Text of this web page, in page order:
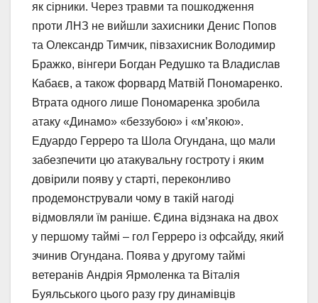
як сірники. Через травми та пошкодження
проти ЛНЗ не вийшли захисники Денис Попов
та Олександр Тимчик, півзахисник Володимир
Бражко, вінгери Богдан Редушко та Владислав
Кабаєв, а також форвард Матвій Пономаренко.
Втрата одного лише Пономаренка зробила
атаку «Динамо» «беззубою» і «м’якою».
Едуардо Герреро та Шола Огундана, що мали
забезпечити цю атакувальну гостроту і яким
довірили появу у старті, переконливо
продемонстрували чому в такій нагоді
відмовляли їм раніше. Єдина відзнака на двох
у першому таймі – гол Герреро із офсайду, який
зчинив Огундана. Поява у другому таймі
ветеранів Андрія Ярмоленка та Віталія
Буяльського цього разу гру динамівців